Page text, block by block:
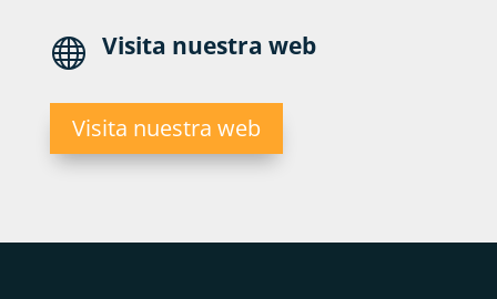
 Visita nuestra web
Visita nuestra web